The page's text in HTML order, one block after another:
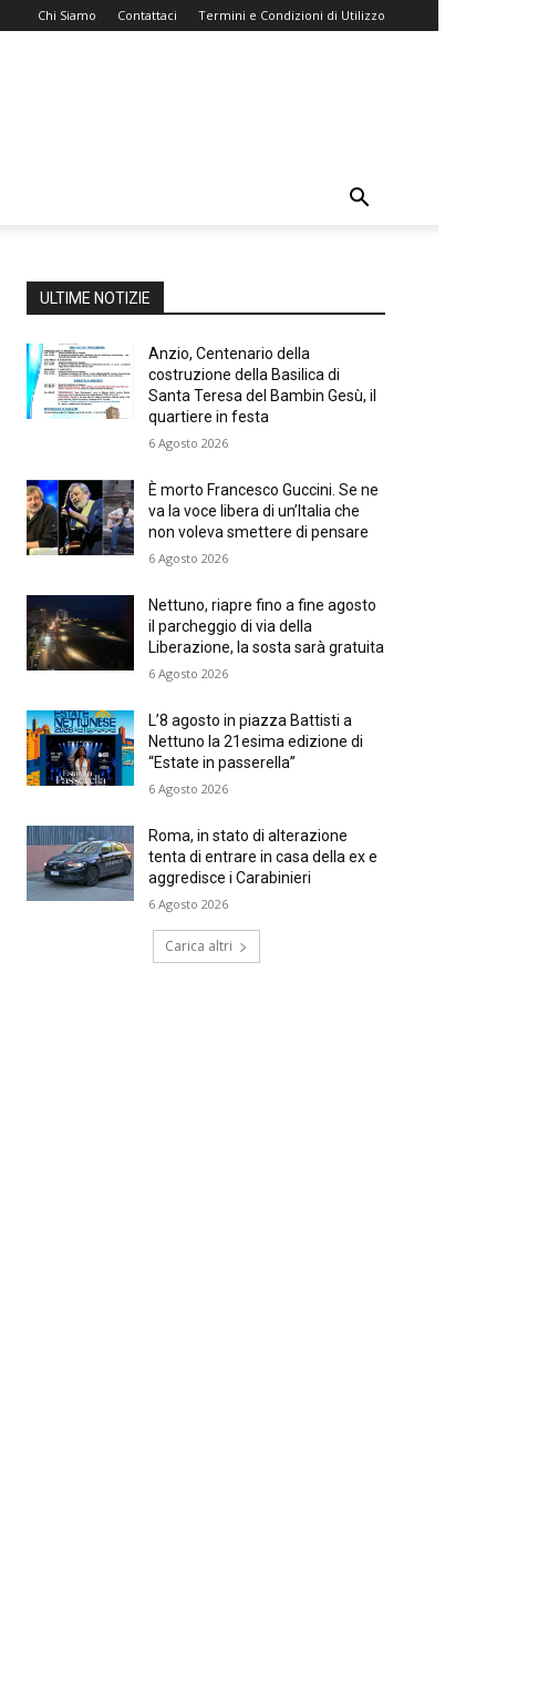
Chi Siamo Contattaci Termini e Condizioni di Utilizzo
ULTIME NOTIZIE
Anzio, Centenario della
costruzione della Basilica di
Santa Teresa del Bambin Gesù, il
quartiere in festa
6 Agosto 2026
È morto Francesco Guccini. Se ne
va la voce libera di un’Italia che
non voleva smettere di pensare
6 Agosto 2026
Nettuno, riapre fino a fine agosto
il parcheggio di via della
Liberazione, la sosta sarà gratuita
6 Agosto 2026
L’8 agosto in piazza Battisti a
Nettuno la 21esima edizione di
“Estate in passerella”
6 Agosto 2026
Roma, in stato di alterazione
tenta di entrare in casa della ex e
aggredisce i Carabinieri
6 Agosto 2026
Carica altri